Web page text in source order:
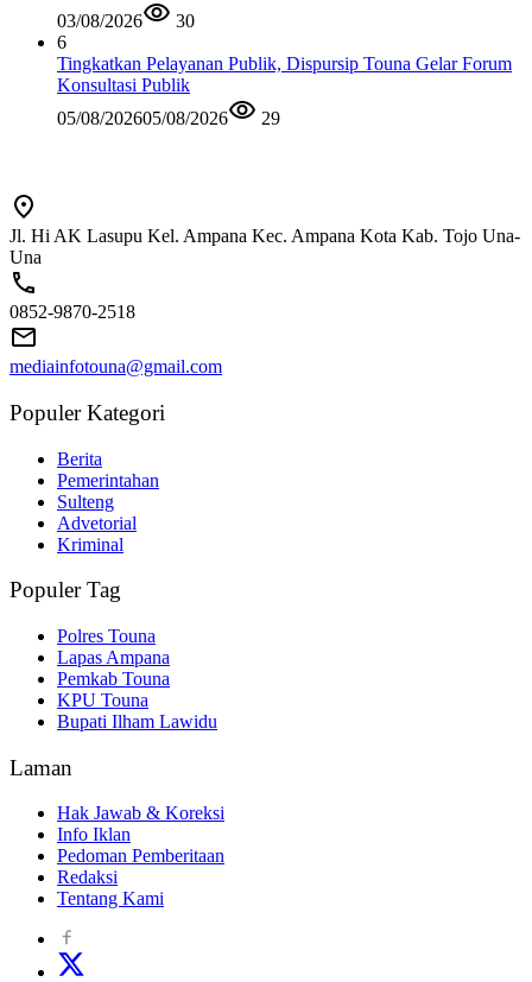
03/08/2026
30
6
Tingkatkan Pelayanan Publik, Dispursip Touna Gelar Forum
Konsultasi Publik
05/08/202605/08/2026 29
Jl. Hi AK Lasupu Kel. Ampana Kec. Ampana Kota Kab. Tojo Una-
Una
0852-9870-2518
mediainfotouna@gmail.com
Populer Kategori
Berita
Pemerintahan
Sulteng
Advetorial
Kriminal
Populer Tag
Polres Touna
Lapas Ampana
Pemkab Touna
KPU Touna
Bupati Ilham Lawidu
Laman
Hak Jawab & Koreksi
Info Iklan
Pedoman Pemberitaan
Redaksi
Tentang Kami